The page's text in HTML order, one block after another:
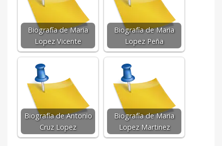
Biografía de Maria
Lopez Vicente
Biografía de Maria
Lopez Peña
Biografía de Antonio
Cruz Lopez
Biografía de Maria
Lopez Martinez